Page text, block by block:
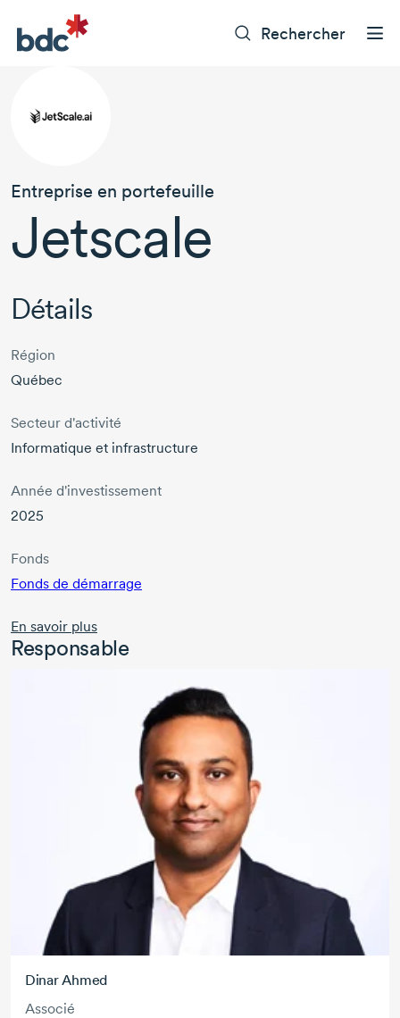
Rechercher
Entreprise en portefeuille
Jetscale
Détails
Région
Québec
Secteur d'activité
Informatique et infrastructure
Année d'investissement
2025
Fonds
Fonds de démarrage
En savoir plus
Responsable
Dinar Ahmed
Associé